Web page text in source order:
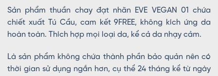
Sản phẩm thuần chay đạt nhãn EVE VEGAN 01 chứa
chiết xuất Tú Cầu, cam kết 9FREE, không kích ứng da
hoàn toàn. Thích hợp mọi loại da, kể cả da nhạy cảm.
Là sản phẩm không chứa thành phần bảo quản nên có
thời gian sử dụng ngắn hơn, cụ thể 24 tháng kể từ ngày